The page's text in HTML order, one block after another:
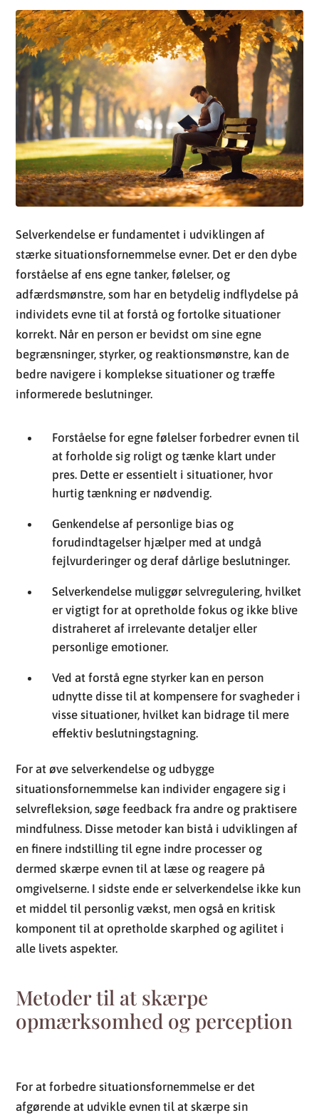
Selverkendelse er fundamentet i udviklingen af
stærke situationsfornemmelse evner. Det er den dybe
forståelse af ens egne tanker, følelser, og
adfærdsmønstre, som har en betydelig indflydelse på
individets evne til at forstå og fortolke situationer
korrekt. Når en person er bevidst om sine egne
begrænsninger, styrker, og reaktionsmønstre, kan de
bedre navigere i komplekse situationer og træffe
informerede beslutninger.
Forståelse for egne følelser forbedrer evnen til
at forholde sig roligt og tænke klart under
pres. Dette er essentielt i situationer, hvor
hurtig tænkning er nødvendig.
Genkendelse af personlige bias og
forudindtagelser hjælper med at undgå
fejlvurderinger og deraf dårlige beslutninger.
Selverkendelse muliggør selvregulering, hvilket
er vigtigt for at opretholde fokus og ikke blive
distraheret af irrelevante detaljer eller
personlige emotioner.
Ved at forstå egne styrker kan en person
udnytte disse til at kompensere for svagheder i
visse situationer, hvilket kan bidrage til mere
effektiv beslutningstagning.
For at øve selverkendelse og udbygge
situationsfornemmelse kan individer engagere sig i
selvrefleksion, søge feedback fra andre og praktisere
mindfulness. Disse metoder kan bistå i udviklingen af
en finere indstilling til egne indre processer og
dermed skærpe evnen til at læse og reagere på
omgivelserne. I sidste ende er selverkendelse ikke kun
et middel til personlig vækst, men også en kritisk
komponent til at opretholde skarphed og agilitet i
alle livets aspekter.
Metoder til at skærpe
opmærksomhed og perception
For at forbedre situationsfornemmelse er det
afgørende at udvikle evnen til at skærpe sin